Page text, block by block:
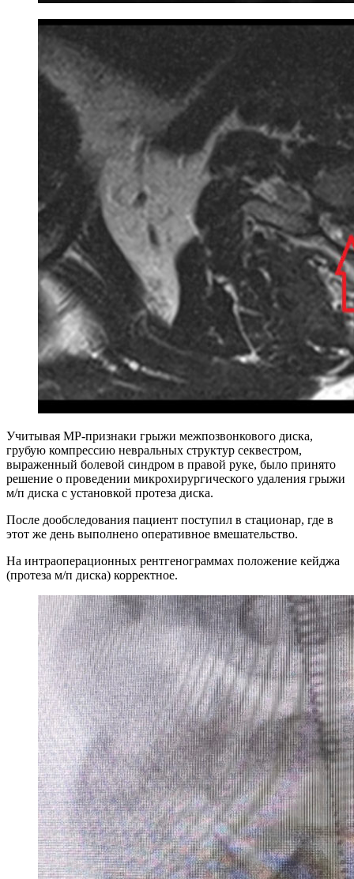
Учитывая МР-признаки грыжи межпозвонкового диска,
грубую компрессию невральных структур секвестром,
выраженный болевой синдром в правой руке, было принято
решение о проведении микрохирургического удаления грыжи
м/п диска с установкой протеза диска.
После дообследования пациент поступил в стационар, где в
этот же день выполнено оперативное вмешательство.
На интраоперационных рентгенограммах положение кейджа
(протеза м/п диска) корректное.